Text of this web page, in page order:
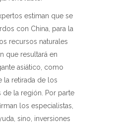
estiman que se
con China, para la
recursos naturales
que resultará en
asiático, como
la retirada de los
de la región. Por parte
los especialistas,
sino, inversiones